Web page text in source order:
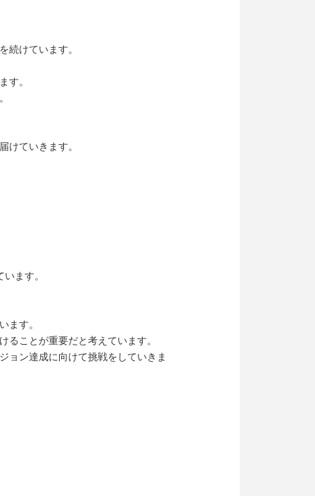
続けています。
す。
けていきます。
ます。
ます。
ことが重要だと考えています。
ョン達成に向けて挑戦をしていきま